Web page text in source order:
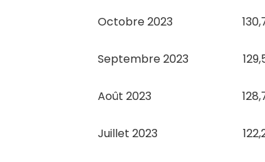
Octobre 2023
Septembre 2023
Août 2023
Juillet 2023